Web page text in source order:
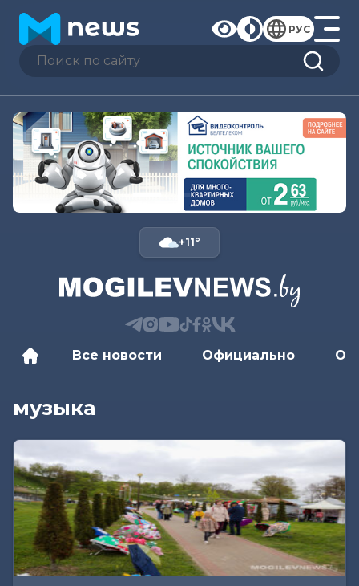
РУС
+11°
Все новости Официально
музыка